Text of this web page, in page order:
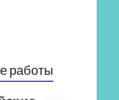
работы